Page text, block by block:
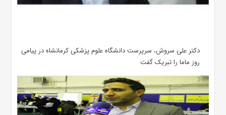
دکتر علی سروش، سرپرست دانشگاه علوم پزشکی کرمانشاه در پیامی
روز ماما را تبریک گفت